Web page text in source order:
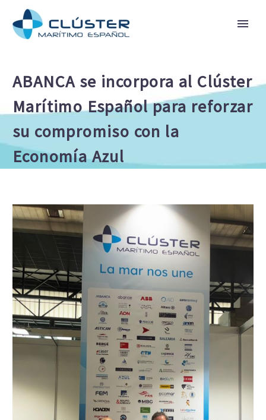
ABANCA se incorpora al Clúster
Marítimo Español para reforzar
su compromiso con la
Economía Azul